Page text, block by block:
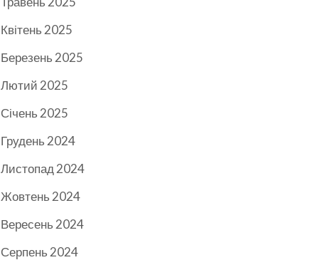
Квітень 2025
Березень 2025
Лютий 2025
Січень 2025
Грудень 2024
Листопад 2024
Жовтень 2024
Вересень 2024
Серпень 2024